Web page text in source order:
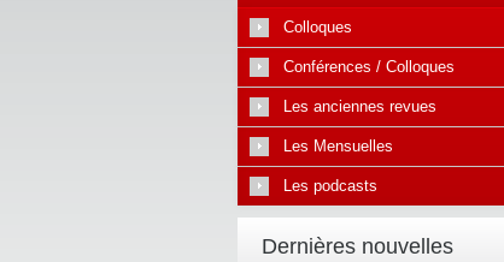
Colloques
Conférences / Colloques
Les anciennes revues
Les Mensuelles
Les podcasts
Dernières nouvelles